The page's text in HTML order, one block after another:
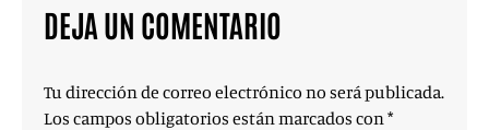
DEJA UN COMENTARIO
Tu dirección de correo electrónico no será publicada.
Los campos obligatorios están marcados con *